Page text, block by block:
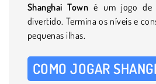
Shanghai Town é um jogo de
divertido. Termina os níveis e
pequenas ilhas.
COMO JOGAR